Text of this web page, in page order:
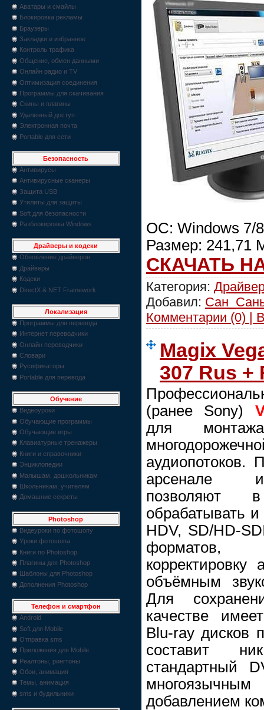
Аватары и смайлы
Блокировка рекламы
Браузеры
Закладки и избранное
Контроль трафика
Общение, обмен данными
Онлайн радио и TV
Оптимизация соединения
Программы для скачивания
Скины и плагины
Удаленный доступ
Электронная почта
Portable для сети
Безопасность
Антивирусы
Антивирусные сканеры
Защита USB
Утилиты для защиты
Soft для безопасности
Разблокировка Windows
Драйверы и кодеки
Обновление драйверов
Драйверы
Кодеки
DirectX & NET Framework
Локализация
Программы для перевода
Интернет переводчики
Онлайн переводчики
Словари
Русификаторы
Portable для перевода
Обучение
Видеоуроки
Обучающие программы
Обучающие игры
Клавиатурные тренажеры
Книги и справочники
Энциклопедии
Малышам, дошкольникам
Школьникам, учителям
Домашние секреты
Photoshop
Видеуроки по фотошопу
Уроки фотошопа
Книги по Photoshop
Плагины для Photoshop
Шаблоны для Photoshop
Дополнения Photoshop
Телефон и смартфон
Android
Soft для Mobile
Отправка sms
Приложения для Mobile
Реалтоны, рингтоны
Обои, анимация
Темы, анимация
sms и будильники
ОС: Windows 7/
Размер: 241,71
СКАЧАТЬ
Категория:
Добавил:
Комментарии (0) |
Magix
307 Rus +
(ранее Sony)
для
аудиопотоков.
арсенале
позволяют
обрабатывать
HDV, SD/HD-
форматов,
объёмным
Для
качестве
Blu-ray дисков
составит
стандартный
добавлением